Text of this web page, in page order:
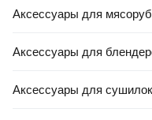
Аксессуары для
Аксессуары для
Аксессуары для